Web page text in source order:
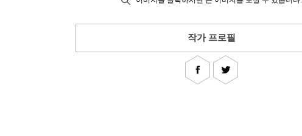
작가 프로필